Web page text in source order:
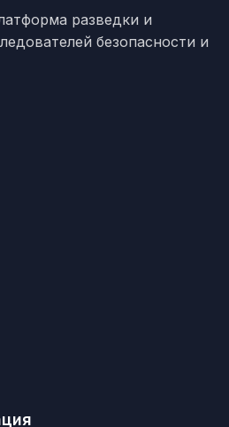
разведки и
безопасности и